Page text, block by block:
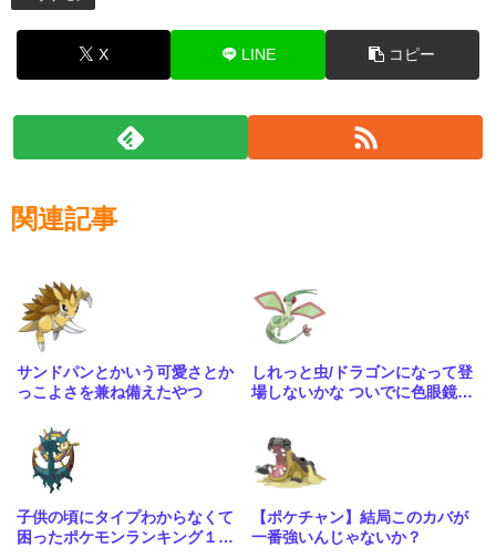
X LINE コピー
関連記事
サンドパンとかいう可愛さとか
っこよさを兼ね備えたやつ
しれっと虫/ドラゴンになって登
場しないかな ついでに色眼鏡辺
子供の頃にタイプわからなくて
困ったポケモンランキング１位
【ポケチャン】結局このカバが
一番強いんじゃないか？